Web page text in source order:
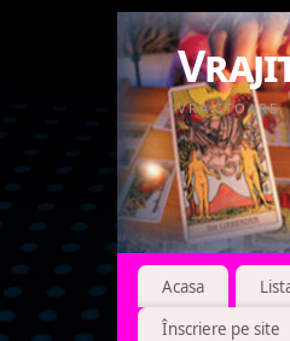
VRAJITOARE,
Acasa
Înscriere pe site